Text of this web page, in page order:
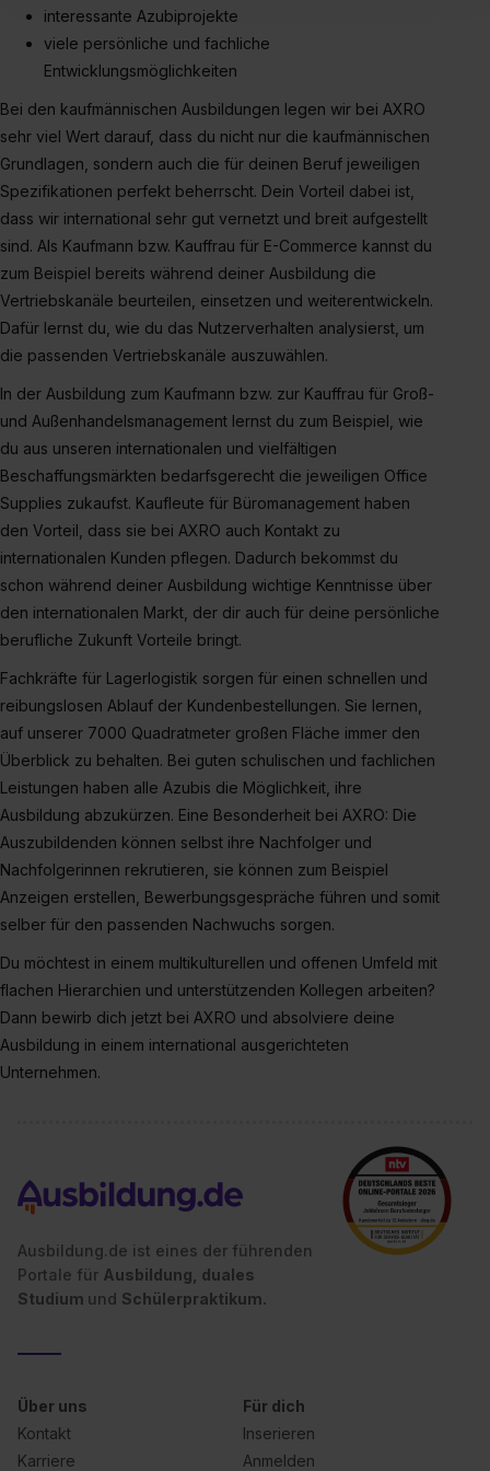
Inhalte (z.B. Videos oder Posts) angezeigt und hierfür
erforderliche personenbezogene Daten an Social Media
Dienste, ggfs. mit Sitz in den USA, übermittelt werden.
Eine Erlaubnis hierfür kannst du auch später noch im
Einzelfall bei dem jeweiligen Inhalt erteilen. Willst du nur
bestimmte Verwendungszwecke zulassen, triff deine
Auswahl über die Checkboxen und klick auf „Auswahl
der Kategorien „Präferenzen“, „Statistiken“ und „Social
zur Übermittlung deiner Daten in die USA (Art. 49 Abs. 1
S. 1 lit. a) DS-GVO). Die USA verfügen über kein
angemessenes Datenschutzniveau (EuGH – Schrems
II). Du kannst die von dir erteilte Einwilligung jederzeit mit
Wirkung für die Zukunft ganz oder teilweise über unsere
Datenschutzerklärung unter dem Punkt „Datenschutz-
Einstellungen“ widerrufen. Weitere Informationen zu den
einzelnen Cookies findest du durch Klick auf „Details
zeigen“. Weitere Informationen:Datenschutzerklärung
Impressum
interessante Azubiprojekte
viele persönliche und fachliche
Entwicklungsmöglichkeiten
Bei den kaufmännischen Ausbildungen legen wir bei AXRO
sehr viel Wert darauf, dass du nicht nur die kaufmännischen
Grundlagen, sondern auch die für deinen Beruf jeweiligen
Spezifikationen perfekt beherrscht. Dein Vorteil dabei ist,
dass wir international sehr gut vernetzt und breit aufgestellt
sind. Als Kaufmann bzw. Kauffrau für E-Commerce kannst du
zum Beispiel bereits während deiner Ausbildung die
Vertriebskanäle beurteilen, einsetzen und weiterentwickeln.
Dafür lernst du, wie du das Nutzerverhalten analysierst, um
die passenden Vertriebskanäle auszuwählen.
In der Ausbildung zum Kaufmann bzw. zur Kauffrau für Groß-
und Außenhandelsmanagement lernst du zum Beispiel, wie
du aus unseren internationalen und vielfältigen
Beschaffungsmärkten bedarfsgerecht die jeweiligen Office
Supplies zukaufst. Kaufleute für Büromanagement haben
den Vorteil, dass sie bei AXRO auch Kontakt zu
internationalen Kunden pflegen. Dadurch bekommst du
schon während deiner Ausbildung wichtige Kenntnisse über
den internationalen Markt, der dir auch für deine persönliche
berufliche Zukunft Vorteile bringt.
Fachkräfte für Lagerlogistik sorgen für einen schnellen und
reibungslosen Ablauf der Kundenbestellungen. Sie lernen,
auf unserer 7000 Quadratmeter großen Fläche immer den
Überblick zu behalten. Bei guten schulischen und fachlichen
Leistungen haben alle Azubis die Möglichkeit, ihre
Ausbildung abzukürzen. Eine Besonderheit bei AXRO: Die
Auszubildenden können selbst ihre Nachfolger und
Nachfolgerinnen rekrutieren, sie können zum Beispiel
Anzeigen erstellen, Bewerbungsgespräche führen und somit
selber für den passenden Nachwuchs sorgen.
Du möchtest in einem multikulturellen und offenen Umfeld mit
flachen Hierarchien und unterstützenden Kollegen arbeiten?
Dann bewirb dich jetzt bei AXRO und absolviere deine
Ausbildung in einem international ausgerichteten
Unternehmen.
Ausbildung.de ist eines der führenden
Portale für Ausbildung, duales
Studium und Schülerpraktikum.
Über uns
Kontakt
Karriere
Für dich
Inserieren
Anmelden